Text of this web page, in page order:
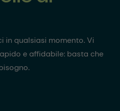
in qualsiasi momento. Vi
e affidabile: basta che